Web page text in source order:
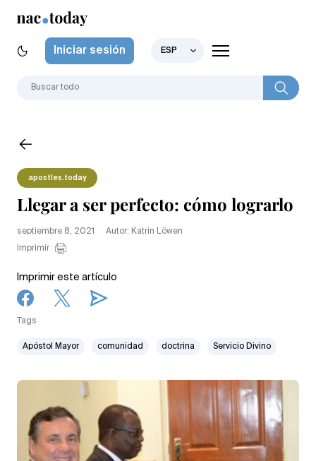
Iniciar sesión ESP
apostles.today
Llegar a ser perfecto: cómo lograrlo
septiembre 8, 2021
Autor: Katrin Löwen
Imprimir
Imprimir este artículo
Tags
Apóstol Mayor comunidad doctrina Servicio Divino